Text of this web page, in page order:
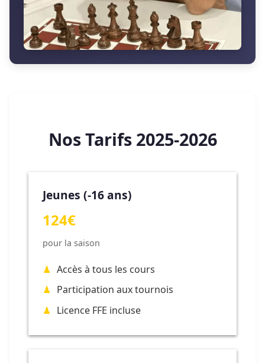
Nos Tarifs 2025-2026
Jeunes (-16 ans)
124€
pour la saison
Accès à tous les cours
Participation aux tournois
Licence FFE incluse